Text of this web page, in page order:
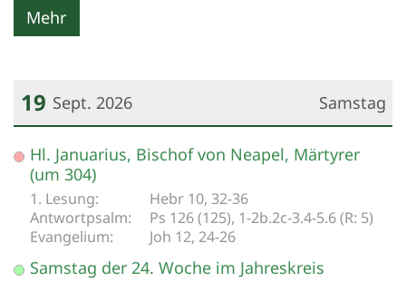
Mehr
Samstag
19 Sept. 2026
Datum: 19. September 2026
Hl. Januarius, Bischof von Neapel, Märtyrer
(um 304)
Hebr 10, 32-36
Ps 126 (125), 1-2b.2c-3.4-5.6 (R: 5)
Joh 12, 24-26
Samstag der 24. Woche im Jahreskreis